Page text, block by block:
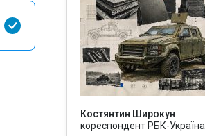
Костянтин Широкун
кореспондент РБК-Україна